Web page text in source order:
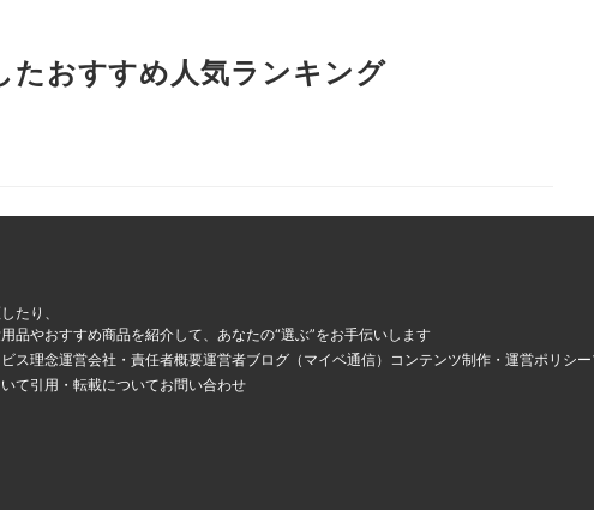
たおすすめ人気ランキング
たり、
品やおすすめ商品を紹介して、あなたの“選ぶ”をお手伝いします
ス理念運営会社・責任者概要運営者ブログ（マイベ通信） コンテンツ制作・運営ポリシー
て引用・転載についてお問い合わせ